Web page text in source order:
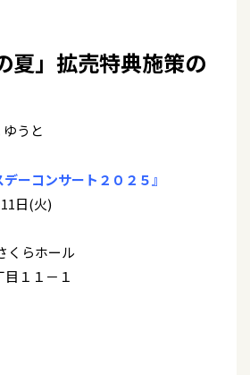
夏」拡売特典施策の
ゆうと
ーコンサート２０２５』
日(火)
くらホール
１１－１